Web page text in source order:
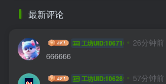
最新评论
我不知道啊工坊UID:106710 26分钟前
666666
HYG sa 工坊UID:106289 57分钟前